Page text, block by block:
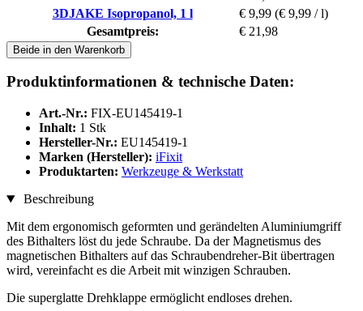
3DJAKE Isopropanol, 1 l
€ 9,99 (€ 9,99 / l)
Gesamtpreis:
€ 21,98
Beide in den Warenkorb
Produktinformationen & technische Daten:
Art.-Nr.: FIX-EU145419-1
Inhalt: 1 Stk
Hersteller-Nr.: EU145419-1
Marken (Hersteller): iFixit
Produktarten: Werkzeuge & Werkstatt
Beschreibung
Mit dem ergonomisch geformten und gerändelten Aluminiumgriff
des Bithalters löst du jede Schraube. Da der Magnetismus des
magnetischen Bithalters auf das Schraubendreher-Bit übertragen
wird, vereinfacht es die Arbeit mit winzigen Schrauben.
Die superglatte Drehklappe ermöglicht endloses drehen.